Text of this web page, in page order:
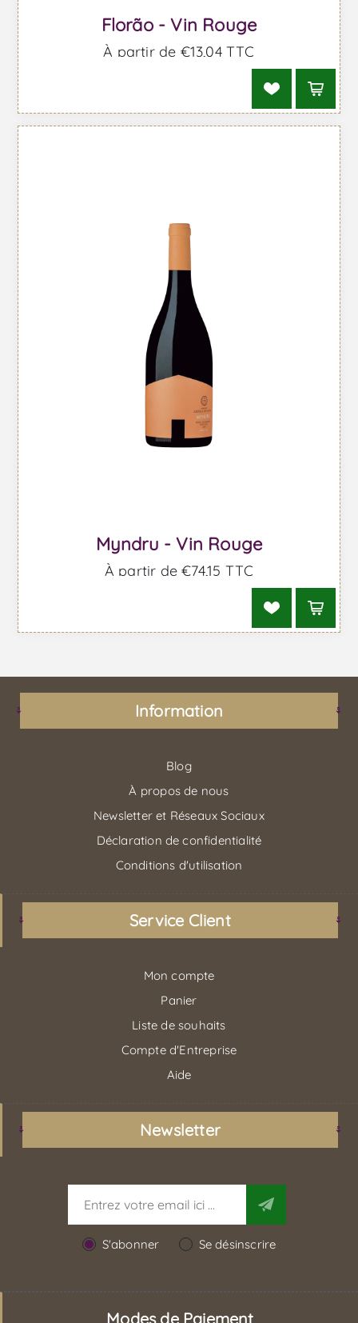
Florão - Vin Rouge
À partir de €13,04 TTC
Myndru - Vin Rouge
À partir de €74,15 TTC
Information
Blog
À propos de nous
Newsletter et Réseaux Sociaux
Déclaration de confidentialité
Conditions d'utilisation
Service Client
Mon compte
Panier
Liste de souhaits
Compte d'Entreprise
Aide
Newsletter
S'abonner Se désinscrire
Modes de Paiement